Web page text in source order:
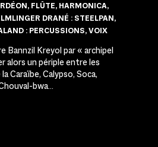
FLÛTE, HARMONICA,
DRANÉ : STEELPAN,
: PERCUSSIONS, VOIX
Bannzil Kreyol par « archipel
alors un périple entre les
Caraïbe, Calypso, Soca,
bwa…